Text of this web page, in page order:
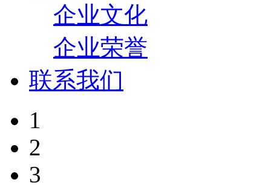
企业文化
企业荣誉
联系我们
1
2
3